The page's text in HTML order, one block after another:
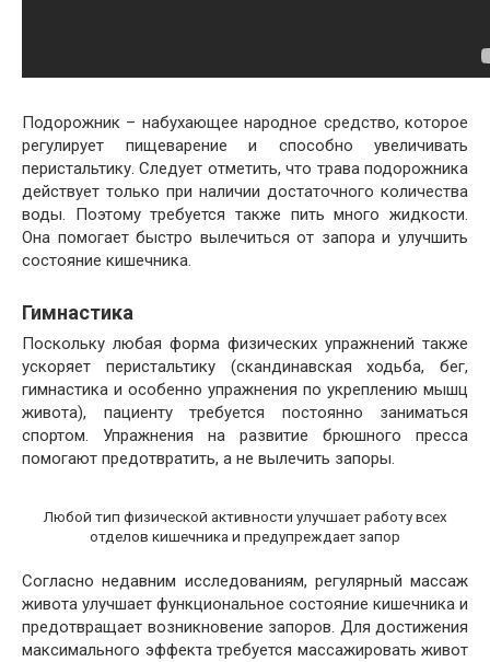
Подорожник – набухающее народное средство, которое
регулирует пищеварение и способно увеличивать
перистальтику. Следует отметить, что трава подорожника
действует только при наличии достаточного количества
воды. Поэтому требуется также пить много жидкости.
Она помогает быстро вылечиться от запора и улучшить
состояние кишечника.
Гимнастика
Поскольку любая форма физических упражнений также
ускоряет перистальтику (скандинавская ходьба, бег,
гимнастика и особенно упражнения по укреплению мышц
живота), пациенту требуется постоянно заниматься
спортом. Упражнения на развитие брюшного пресса
помогают предотвратить, а не вылечить запоры.
Любой тип физической активности улучшает работу всех
отделов кишечника и предупреждает запор
Согласно недавним исследованиям, регулярный массаж
живота улучшает функциональное состояние кишечника и
предотвращает возникновение запоров. Для достижения
максимального эффекта требуется массажировать живот